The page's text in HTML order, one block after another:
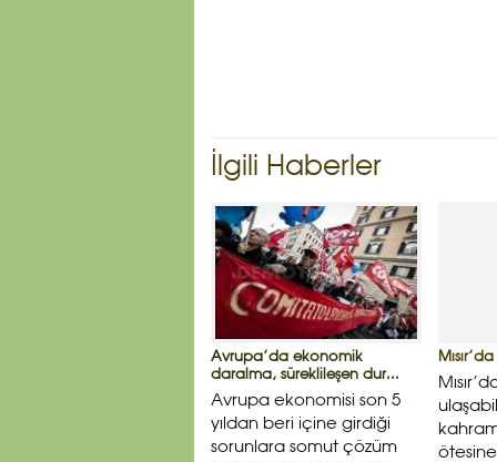
İlgili Haberler
Avrupa’da ekonomik
daralma, süreklileşen dur...
Avrupa ekonomisi son 5
yıldan beri içine girdiği
sorunlara somut çözüm